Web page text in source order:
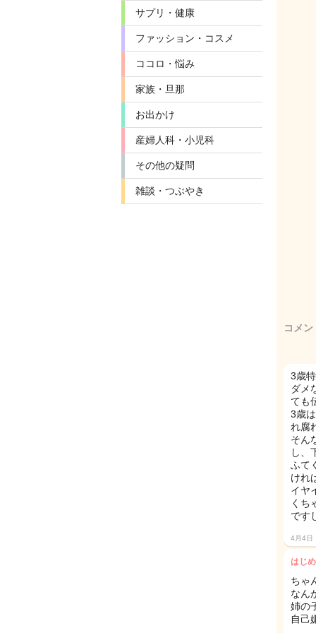
サプリ・健康
ファッション・コスメ
ココロ・悩み
家族・旦那
お出かけ
産婦人科・小児科
その他の疑問
雑談・つぶやき
コメン
3歳
ダメ
ても
3歳
れ腐
そん
し、
ふて
けれ
イヤ
くち
です
4月4日
はじ
ちゃ
なん
姉の
自己